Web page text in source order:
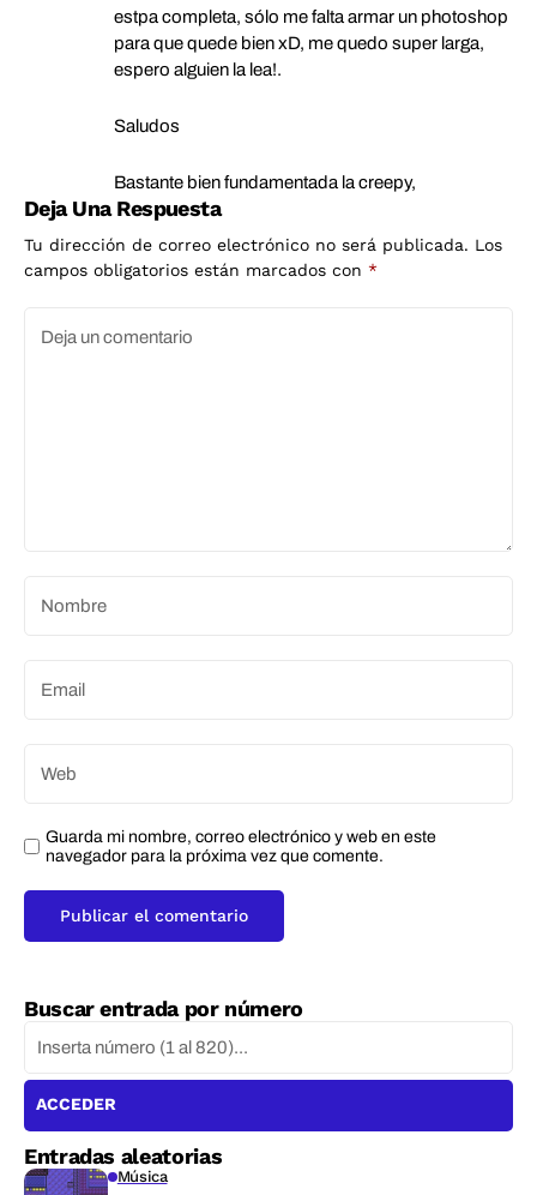
estpa completa, sólo me falta armar un photoshop
para que quede bien xD, me quedo super larga,
espero alguien la lea!.
Saludos
Bastante bien fundamentada la creepy,
Deja Una Respuesta
Tu dirección de correo electrónico no será publicada. Los
campos obligatorios están marcados con *
Guarda mi nombre, correo electrónico y web en este
navegador para la próxima vez que comente.
Buscar entrada por número
ACCEDER
Entradas aleatorias
Música